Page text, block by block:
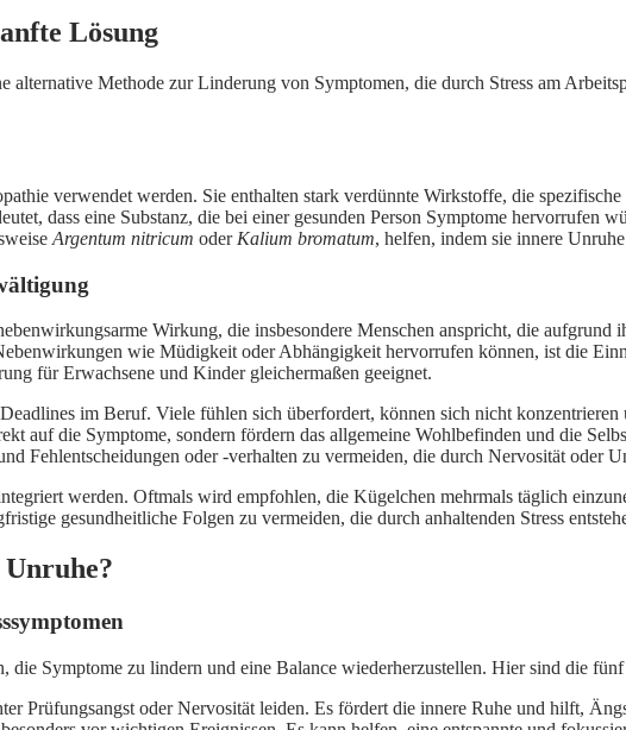
Lösung
alternative Methode zur Linderung von Symptomen, die durch Stress am
verwendet werden. Sie enthalten stark verdünnte Wirkstoffe, die
dass eine Substanz, die bei einer gesunden Person Symptome hervorrufen
Argentum nitricum oder Kalium bromatum, helfen, indem sie innere
Wirkung, die insbesondere Menschen anspricht, die aufgrund
wie Müdigkeit oder Abhängigkeit hervorrufen können, ist die
für Erwachsene und Kinder gleichermaßen geeignet.
im Beruf. Viele fühlen sich überfordert, können sich nicht
auf die Symptome, sondern fördern das allgemeine Wohlbefinden und die
Fehlentscheidungen oder -verhalten zu vermeiden, die durch Nervosität oder
werden. Oftmals wird empfohlen, die Kügelchen mehrmals täglich
gesundheitliche Folgen zu vermeiden, die durch anhaltenden Stress
Symptome zu lindern und eine Balance wiederherzustellen. Hier sind die
Prüfungsangst oder Nervosität leiden. Es fördert die innere Ruhe und hilft,